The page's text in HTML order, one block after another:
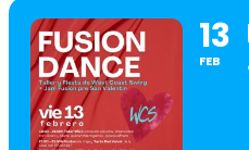
13
FEB